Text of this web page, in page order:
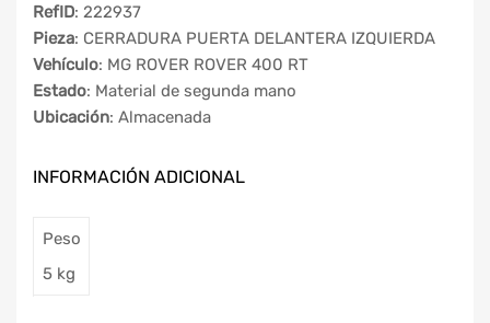
RefID: 222937
Pieza: CERRADURA PUERTA DELANTERA IZQUIERDA
Vehículo: MG ROVER ROVER 400 RT
Estado: Material de segunda mano
Ubicación: Almacenada
INFORMACIÓN ADICIONAL
Peso
5 kg